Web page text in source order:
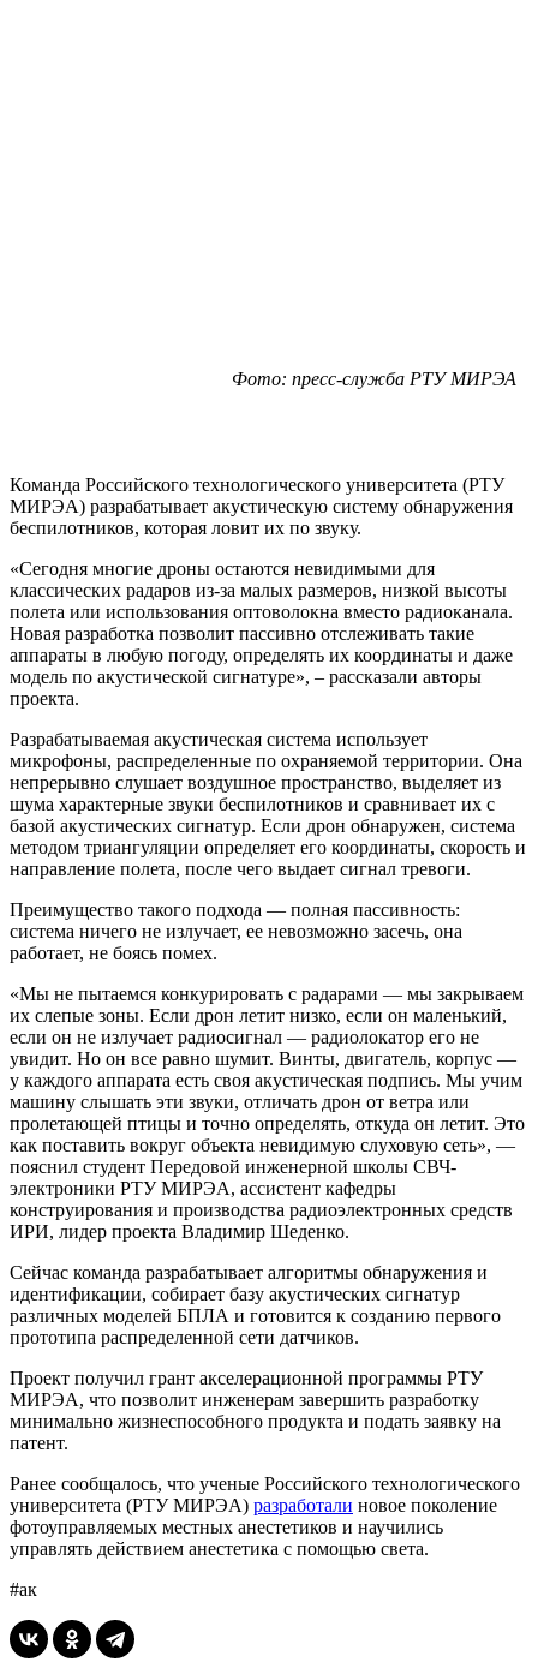
Фото: пресс-служба РТУ МИРЭА
Команда Российского технологического университета (РТУ
МИРЭА) разрабатывает акустическую систему обнаружения
беспилотников, которая ловит их по звуку.
«Сегодня многие дроны остаются невидимыми для
классических радаров из-за малых размеров, низкой высоты
полета или использования оптоволокна вместо радиоканала.
Новая разработка позволит пассивно отслеживать такие
аппараты в любую погоду, определять их координаты и даже
модель по акустической сигнатуре», – рассказали авторы
проекта.
Разрабатываемая акустическая система использует
микрофоны, распределенные по охраняемой территории. Она
непрерывно слушает воздушное пространство, выделяет из
шума характерные звуки беспилотников и сравнивает их с
базой акустических сигнатур. Если дрон обнаружен, система
методом триангуляции определяет его координаты, скорость и
направление полета, после чего выдает сигнал тревоги.
Преимущество такого подхода — полная пассивность:
система ничего не излучает, ее невозможно засечь, она
работает, не боясь помех.
«Мы не пытаемся конкурировать с радарами — мы закрываем
их слепые зоны. Если дрон летит низко, если он маленький,
если он не излучает радиосигнал — радиолокатор его не
увидит. Но он все равно шумит. Винты, двигатель, корпус —
у каждого аппарата есть своя акустическая подпись. Мы учим
машину слышать эти звуки, отличать дрон от ветра или
пролетающей птицы и точно определять, откуда он летит. Это
как поставить вокруг объекта невидимую слуховую сеть», —
пояснил студент Передовой инженерной школы СВЧ-
электроники РТУ МИРЭА, ассистент кафедры
конструирования и производства радиоэлектронных средств
ИРИ, лидер проекта Владимир Шеденко.
Сейчас команда разрабатывает алгоритмы обнаружения и
идентификации, собирает базу акустических сигнатур
различных моделей БПЛА и готовится к созданию первого
прототипа распределенной сети датчиков.
Проект получил грант акселерационной программы РТУ
МИРЭА, что позволит инженерам завершить разработку
минимально жизнеспособного продукта и подать заявку на
патент.
Ранее сообщалось, что ученые Российского технологического
университета (РТУ МИРЭА) разработали новое поколение
фотоуправляемых местных анестетиков и научились
управлять действием анестетика с помощью света.
#ак